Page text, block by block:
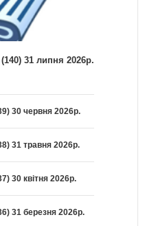
31 липня 2026р.
30 червня 2026р.
31 травня 2026р.
30 квітня 2026р.
31 березня 2026р.